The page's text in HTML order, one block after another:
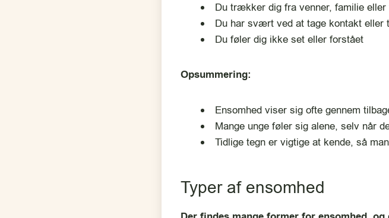
Du trækker dig fra venner, familie
Du har svært ved at tage kontakt eller
Du føler dig ikke set eller forstået
Opsummering:
Ensomhed viser sig ofte gennem
Mange unge føler sig alene, selv når
Tidlige tegn er vigtige at kende, så
Typer af ensomhed